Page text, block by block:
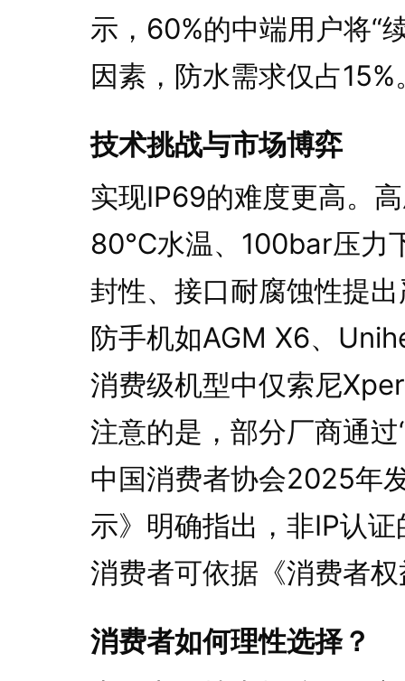
示，60%的中端用户将“
因素，防水需求仅占15%
技术挑战与市场博弈
实现IP69的难度更高。
80℃水温、100bar压力
封性、接口耐腐蚀性提
防手机如AGM X6、
消费级机型中仅索尼
注意的是，部分厂商通
中国消费者协会2025年
示》明确指出，非IP认
消费者可依据《消费者
消费者如何理性选择？